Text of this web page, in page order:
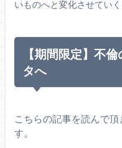
いものへと変化させてい
【期間限定】不
タへ
こちらの記事を読んで
す。